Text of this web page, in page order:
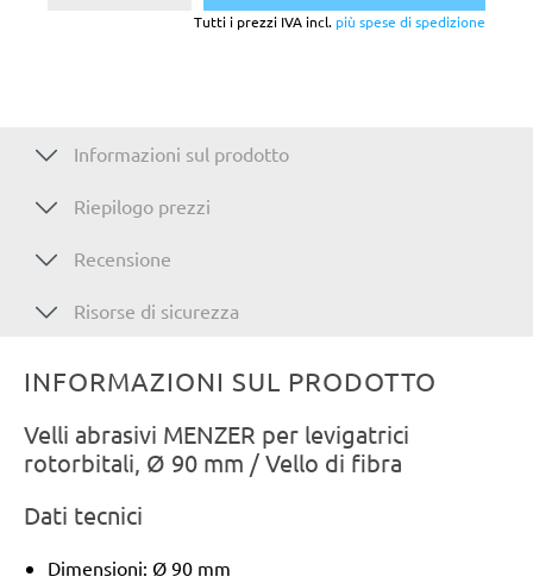
Tutti i prezzi IVA incl. più spese di spedizione
Informazioni sul prodotto
Riepilogo prezzi
Recensione
Risorse di sicurezza
INFORMAZIONI SUL PRODOTTO
Velli abrasivi MENZER per levigatrici
rotorbitali, Ø 90 mm / Vello di fibra
Dati tecnici
Dimensioni: Ø 90 mm